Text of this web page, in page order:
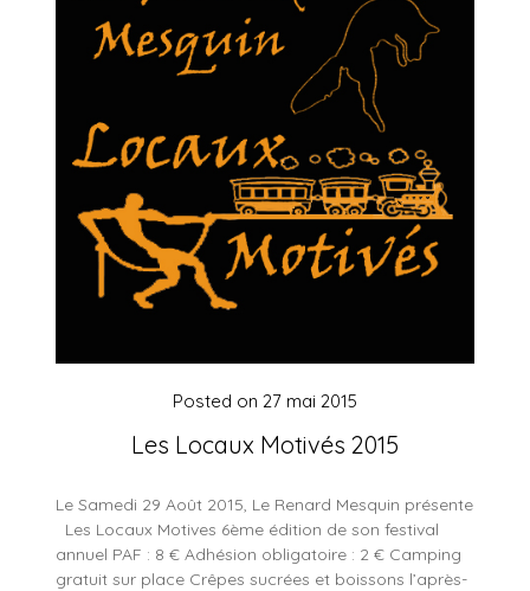
Les Locaux Motivés 2015
Posted on 27 mai 2015
Le Samedi 29 Août 2015, Le Renard Mesquin présente
Les Locaux Motives 6ème édition de son festival
annuel PAF : 8 € Adhésion obligatoire : 2 € Camping
gratuit sur place Crêpes sucrées et boissons l’après-